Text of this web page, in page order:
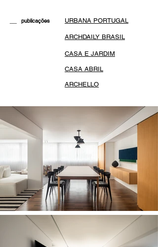
URBANA PORTUGAL
publicações
ARCHDAILY BRASIL
CASA E JARDIM
CASA ABRIL
ARCHELLO